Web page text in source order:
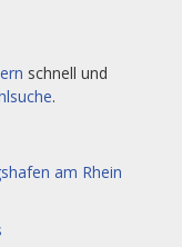
schnell und
.
am Rhein